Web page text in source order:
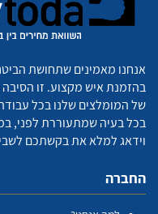
אנחנו מאמינים שתחושת
בהזמנת איש מקצוע. זו
של המומלצים שלנו בכל
בכל בעיה שמתעוררת לפני,
וידאג למלא את בקשתכם
החברה